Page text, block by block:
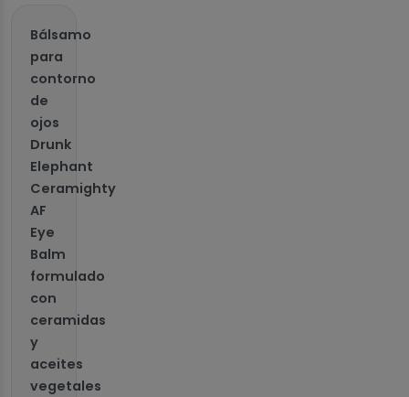
Bálsamo
para
contorno
de
ojos
Drunk
Elephant
Ceramighty
AF
Eye
Balm
formulado
con
ceramidas
y
aceites
vegetales